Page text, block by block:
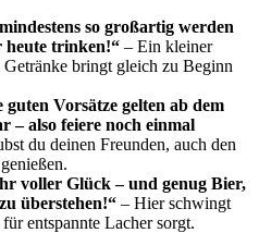
so großartig werden
heute trinken!“ – Ein kleiner
Getränke bringt gleich zu Beginn
guten Vorsätze gelten ab dem
– also feiere noch einmal
du deinen Freunden, auch den
voller Glück – und genug Bier,
überstehen!“ – Hier schwingt
entspannte Lacher sorgt.